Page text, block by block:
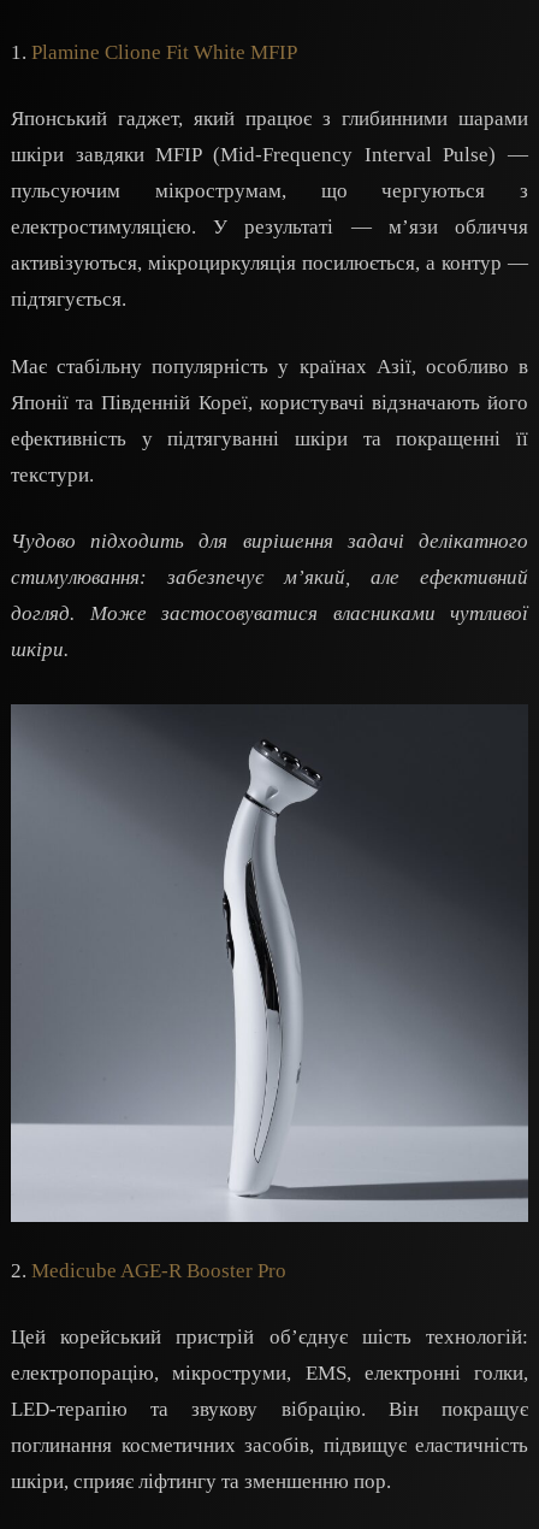
1. Plamine Clione Fit White MFIP
Японський гаджет, який працює з глибинними шарами
шкіри завдяки MFIP (Mid-Frequency Interval Pulse) —
пульсуючим мікрострумам, що чергуються з
електростимуляцією. У результаті — м’язи обличчя
активізуються, мікроциркуляція посилюється, а контур —
підтягується.
Має стабільну популярність у країнах Азії, особливо в
Японії та Південній Кореї, користувачі відзначають його
ефективність у підтягуванні шкіри та покращенні її
текстури.
Чудово підходить для вирішення задачі делікатного
стимулювання: забезпечує м’який, але ефективний
догляд. Може застосовуватися власниками чутливої
шкіри.
2. Medicube AGE-R Booster Pro
Цей корейський пристрій об’єднує шість технологій:
електропорацію, мікроструми, EMS, електронні голки,
LED-терапію та звукову вібрацію. Він покращує
поглинання косметичних засобів, підвищує еластичність
шкіри, сприяє ліфтингу та зменшенню пор.